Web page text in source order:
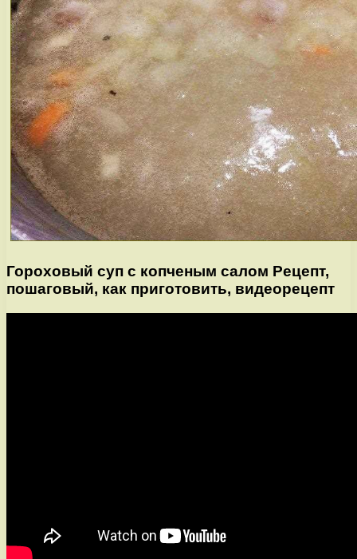
Гороховый суп с копченым салом Рецепт,
пошаговый, как приготовить, видеорецепт